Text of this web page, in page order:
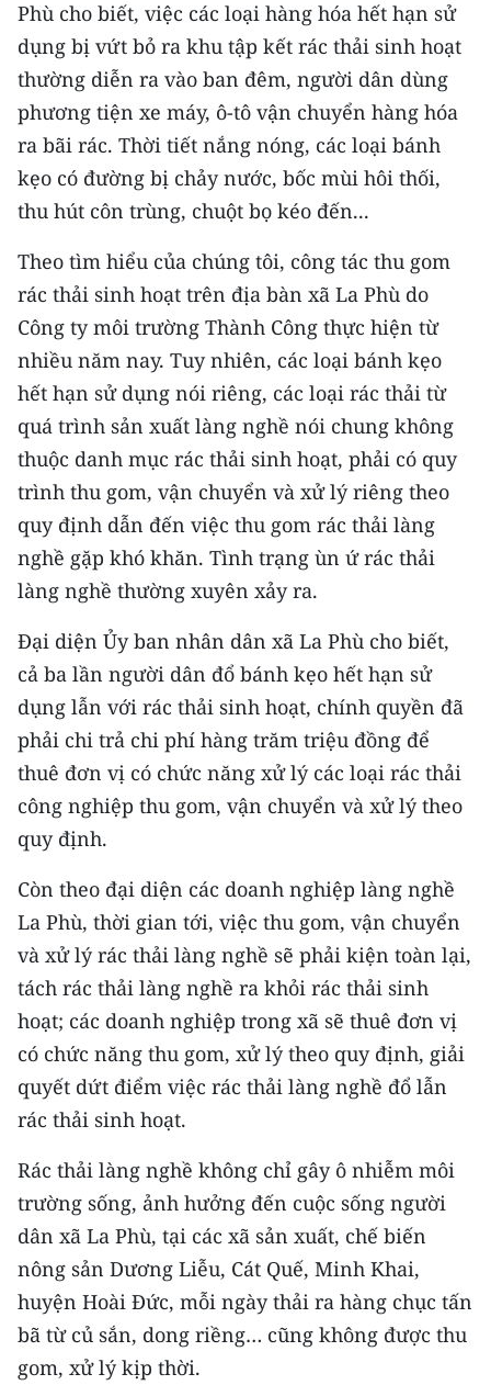
Video
Media Chính trị
Media Kinh tế
Media Văn hóa
Media Xã hội
Media Pháp luật
Media Du lịch
Media Thế giới
Media Thể thao
Media Giáo dục
Media Y tế
Media Khoa học - Công nghệ
Media Môi trường
Ảnh
Infographic
TIN MỚI
TIN ĐỊA PHƯƠNG
Trung du và miền núi phía Bắc
Đồng bằng sông Hồng
Bắc Trung Bộ
Duyên hải Nam Trung Bộ và Tây
Nguyên
Đông Nam Bộ
Chuyên trang Hà Nội
Chuyên trang TP. Hồ Chí Minh
CHUYÊN ĐỀ
CÁC CHUYÊN TRANG
Phù cho biết, việc các loại hàng hóa hết hạn sử
dụng bị vứt bỏ ra khu tập kết rác thải sinh hoạt
thường diễn ra vào ban đêm, người dân dùng
phương tiện xe máy, ô-tô vận chuyển hàng hóa
ra bãi rác. Thời tiết nắng nóng, các loại bánh
kẹo có đường bị chảy nước, bốc mùi hôi thối,
thu hút côn trùng, chuột bọ kéo đến...
Theo tìm hiểu của chúng tôi, công tác thu gom
rác thải sinh hoạt trên địa bàn xã La Phù do
Công ty môi trường Thành Công thực hiện từ
nhiều năm nay. Tuy nhiên, các loại bánh kẹo
hết hạn sử dụng nói riêng, các loại rác thải từ
quá trình sản xuất làng nghề nói chung không
thuộc danh mục rác thải sinh hoạt, phải có quy
trình thu gom, vận chuyển và xử lý riêng theo
quy định dẫn đến việc thu gom rác thải làng
nghề gặp khó khăn. Tình trạng ùn ứ rác thải
làng nghề thường xuyên xảy ra.
Đại diện Ủy ban nhân dân xã La Phù cho biết,
cả ba lần người dân đổ bánh kẹo hết hạn sử
dụng lẫn với rác thải sinh hoạt, chính quyền đã
phải chi trả chi phí hàng trăm triệu đồng để
thuê đơn vị có chức năng xử lý các loại rác thải
công nghiệp thu gom, vận chuyển và xử lý theo
quy định.
Còn theo đại diện các doanh nghiệp làng nghề
La Phù, thời gian tới, việc thu gom, vận chuyển
và xử lý rác thải làng nghề sẽ phải kiện toàn lại,
tách rác thải làng nghề ra khỏi rác thải sinh
hoạt; các doanh nghiệp trong xã sẽ thuê đơn vị
có chức năng thu gom, xử lý theo quy định, giải
quyết dứt điểm việc rác thải làng nghề đổ lẫn
rác thải sinh hoạt.
Rác thải làng nghề không chỉ gây ô nhiễm môi
trường sống, ảnh hưởng đến cuộc sống người
dân xã La Phù, tại các xã sản xuất, chế biến
nông sản Dương Liễu, Cát Quế, Minh Khai,
huyện Hoài Đức, mỗi ngày thải ra hàng chục tấn
bã từ củ sắn, dong riềng… cũng không được thu
gom, xử lý kịp thời.